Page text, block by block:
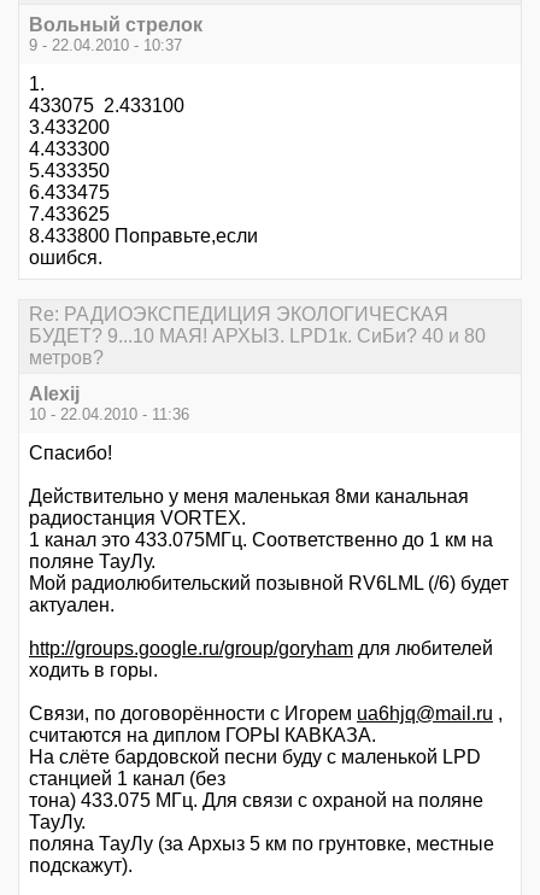
Вольный стрелок
9 - 22.04.2010 - 10:37
1.
433075 2.433100
3.433200
4.433300
5.433350
6.433475
7.433625
8.433800 Поправьте,если
ошибся.
Re: РАДИОЭКСПЕДИЦИЯ ЭКОЛОГИЧЕСКАЯ
БУДЕТ? 9...10 МАЯ! АРХЫЗ. LPD1к. СиБи? 40 и 80
метров?
Alexij
10 - 22.04.2010 - 11:36
Спасибо!
Действительно у меня маленькая 8ми канальная
радиостанция VORTEX.
1 канал это 433.075МГц. Соответственно до 1 км на
поляне ТауЛу.
Мой радиолюбительский позывной RV6LML (/6) будет
актуален.
http://groups.google.ru/group/goryham для любителей
ходить в горы.
Связи, по договорённости с Игорем ua6hjq@mail.ru ,
считаются на диплом ГОРЫ КАВКАЗА.
На слёте бардовской песни буду с маленькой LPD
станцией 1 канал (без
тона) 433.075 МГц. Для связи с охраной на поляне
ТауЛу.
поляна ТауЛу (за Архыз 5 км по грунтовке, местные
подскажут).